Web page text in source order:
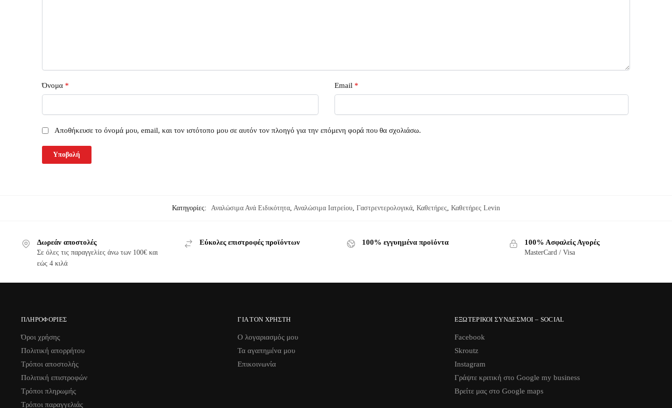
Όνομα * Email *
Αποθήκευσε το όνομά μου, email, και τον ιστότοπο μου σε αυτόν τον πλοηγό για την επόμενη φορά που θα σχολιάσω.
Κατηγορίες: Αναλώσιμα Ανά Ειδικότητα Αναλώσιμα Ιατρείου Γαστρεντερολογικά Καθετήρες Καθετήρες Levin
Δωρεάν αποστολές
Σε όλες τις παραγγελίες άνω των 100€ και
εώς 4 κιλά
Εύκολες επιστροφές προϊόντων 100% εγγυημένα προϊόντα 100% Ασφαλείς Αγορές
MasterCard / Visa
ΠΛΗΡΟΦΟΡΊΕΣ
Όροι χρήσης
Πολιτική απορρήτου
Τρόποι αποστολής
Πολιτική επιστροφών
Τρόποι πληρωμής
Τρόποι παραγγελιάς
ΓΙΑ ΤΟΝ ΧΡΉΣΤΗ
Ο λογαριασμός μου
Τα αγαπημένα μου
Επικοινωνία
ΕΞΩΤΕΡΙΚΟΊ ΣΎΝΔΕΣΜΟΙ – SOCIAL
Facebook
Skroutz
Instagram
Γράψτε κριτική στο Google my business
Βρείτε μας στο Google maps